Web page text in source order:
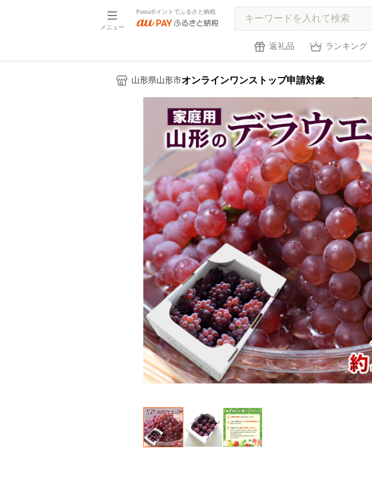
メニュー
Pontaポイントでふるさと納税
返礼品 ランキング
山形県山形市オンラインワンストップ申請対象